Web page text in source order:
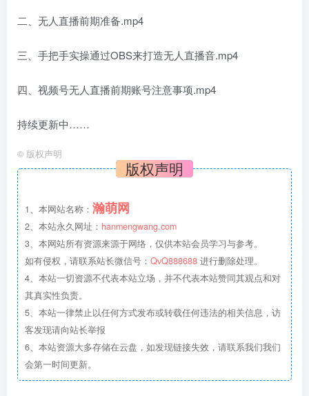
二、无人直播前期准备.mp4
三、手把手实操通过OBS来打造无人直播音.mp4
四、视频号无人直播前期账号注意事项.mp4
持续更新中……
© 版权声明
版权声明
1、本网站名称： 瀚萌网
2、本站永久网址： hanmengwang.com
3、本网站所有资源来源于网络，仅供本站会员学习与参考。
如有侵权，请联系站长微信号： QvQ888688 进行删除处理。
4、本站一切资源不代表本站立场，并不代表本站赞同其观点和对
其真实性负责。
5、本站一律禁止以任何方式发布或转载任何违法的相关信息，访
客发现请向站长举报
6、本站资源大多存储在云盘，如发现链接失效，请联系我们我们
会第一时间更新。